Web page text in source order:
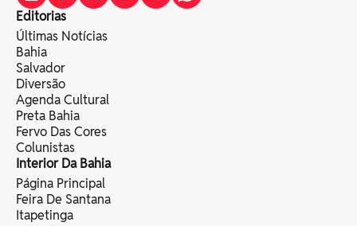
Editorias
Últimas Notícias
Bahia
Salvador
Diversão
Agenda Cultural
Preta Bahia
Fervo Das Cores
Colunistas
Interior Da Bahia
Página Principal
Feira De Santana
Itapetinga